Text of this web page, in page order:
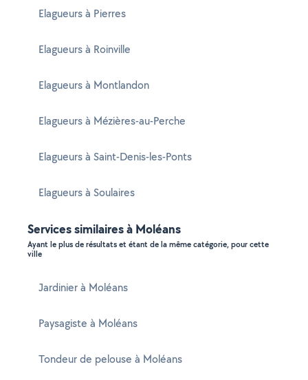
Elagueurs à Pierres
Elagueurs à Roinville
Elagueurs à Montlandon
Elagueurs à Mézières-au-Perche
Elagueurs à Saint-Denis-les-Ponts
Elagueurs à Soulaires
Services similaires à Moléans
Ayant le plus de résultats et étant de la même catégorie, pour cette
ville
Jardinier à Moléans
Paysagiste à Moléans
Tondeur de pelouse à Moléans